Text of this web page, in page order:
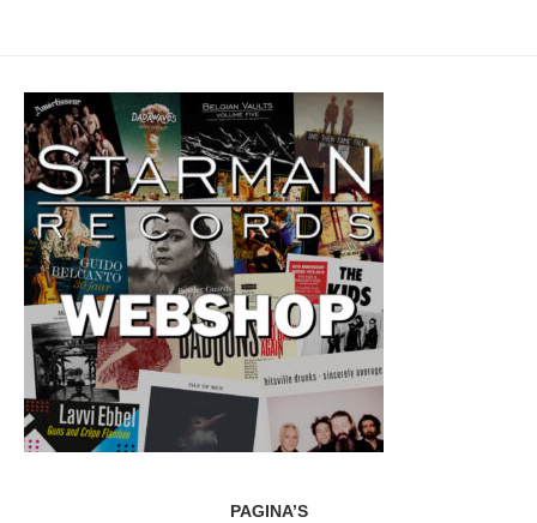
PAGINA’S